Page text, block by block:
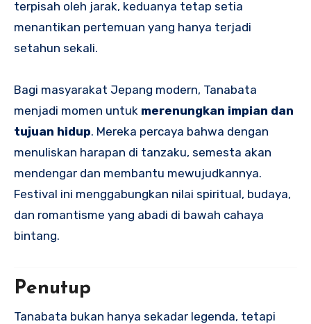
terpisah oleh jarak, keduanya tetap setia
menantikan pertemuan yang hanya terjadi
setahun sekali.
Bagi masyarakat Jepang modern, Tanabata
menjadi momen untuk merenungkan impian dan
tujuan hidup. Mereka percaya bahwa dengan
menuliskan harapan di tanzaku, semesta akan
mendengar dan membantu mewujudkannya.
Festival ini menggabungkan nilai spiritual, budaya,
dan romantisme yang abadi di bawah cahaya
bintang.
Penutup
Tanabata bukan hanya sekadar legenda, tetapi